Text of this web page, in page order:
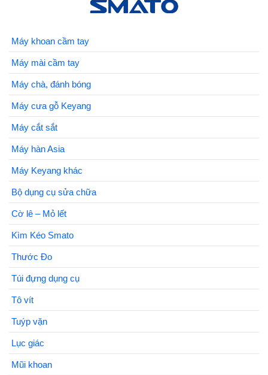
Máy khoan cầm tay
Máy mài cầm tay
Máy chà, đánh bóng
Máy cưa gỗ Keyang
Máy cắt sắt
Máy hàn Asia
Máy Keyang khác
Bộ dụng cụ sửa chữa
Cờ lê – Mỏ lết
Kìm Kéo Smato
Thước Đo
Túi đựng dụng cụ
Tô vít
Tuýp vặn
Lục giác
Mũi khoan